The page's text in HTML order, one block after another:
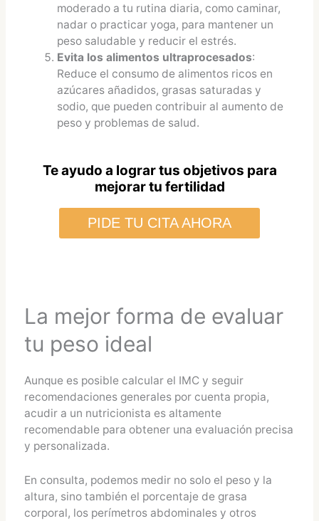
moderado a tu rutina diaria, como caminar,
nadar o practicar yoga, para mantener un
peso saludable y reducir el estrés.
Evita los alimentos ultraprocesados:
Reduce el consumo de alimentos ricos en
azúcares añadidos, grasas saturadas y
sodio, que pueden contribuir al aumento de
peso y problemas de salud.
Te ayudo a lograr tus objetivos para
mejorar tu fertilidad
PIDE TU CITA AHORA
La mejor forma de evaluar
tu peso ideal
Aunque es posible calcular el IMC y seguir
recomendaciones generales por cuenta propia,
acudir a un nutricionista es altamente
recomendable para obtener una evaluación precisa
y personalizada.
En consulta, podemos medir no solo el peso y la
altura, sino también el porcentaje de grasa
corporal, los perímetros abdominales y otros